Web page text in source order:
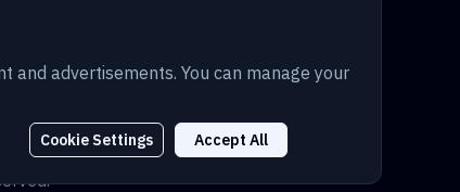
and advertisements. You can manage your
Cookie Settings Accept All
Post
© 2014-2026 TrackingMore. All Rights